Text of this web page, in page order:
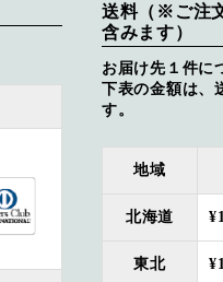
送料（※ご注
含みます）
お届け先１件に
下表の金額は、
す。
地域
北海道
東北